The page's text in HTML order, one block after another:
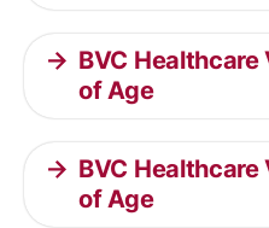
BVC
of Age
BVC
of Age